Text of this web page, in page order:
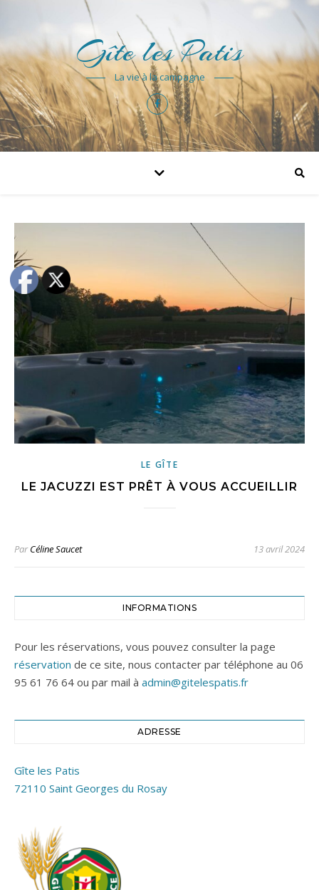
Gîte les Patis
La vie à la campagne
LE GÎTE
LE JACUZZI EST PRÊT À VOUS ACCUEILLIR
ParCéline Saucet 13 avril 2024
INFORMATIONS
Pour les réservations, vous pouvez consulter la page
réservation de ce site, nous contacter par téléphone au 06
95 61 76 64 ou par mail à admin@gitelespatis.fr
ADRESSE
Gîte les Patis
72110 Saint Georges du Rosay